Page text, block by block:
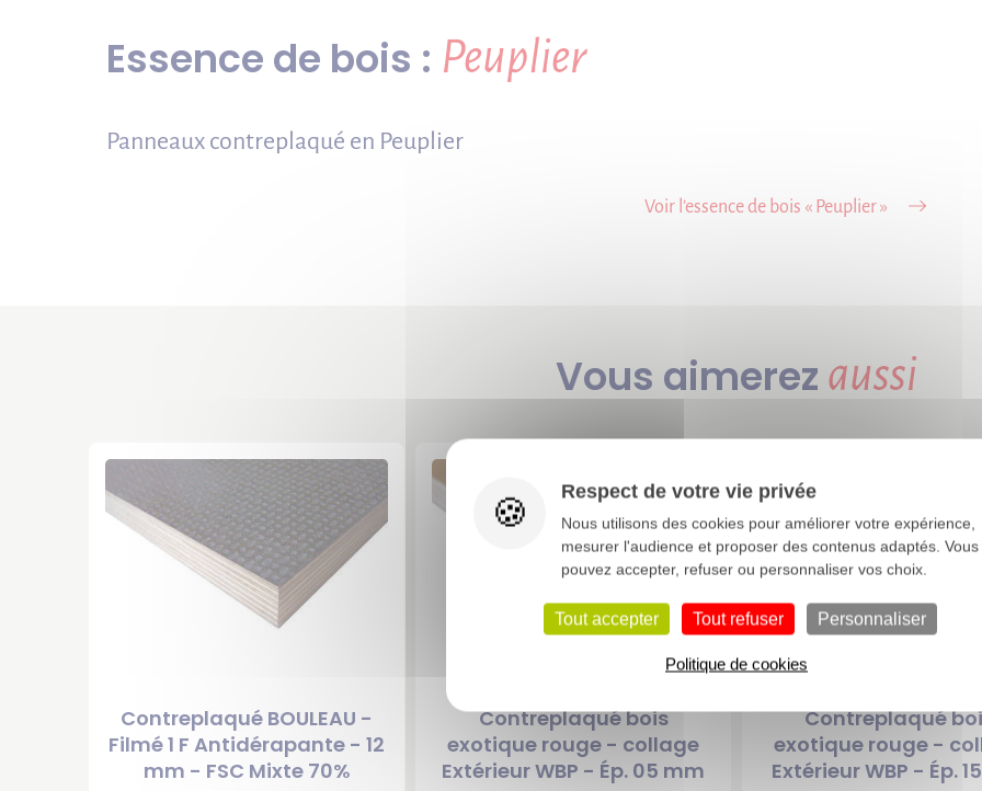
Essence de bois : Peuplier
Panneaux contreplaqué en Peuplier
Voir l’essence de bois « Peuplier »
Vous aimerez aussi
Contreplaqué BOULEAU -
Filmé 1 F Antidérapante - 12
mm - FSC Mixte 70%
Contreplaqué bois
exotique rouge - collage
Extérieur WBP - Ép. 05 mm
Contreplaqué
exotique rouge -
Extérieur WBP - Ép.
Respect de votre vie privée
Nous utilisons des cookies pour améliorer votre expérience,
mesurer l'audience et proposer des contenus adaptés. Vous
pouvez accepter, refuser ou personnaliser vos choix.
Tout accepter Tout refuser Personnaliser
Politique de cookies